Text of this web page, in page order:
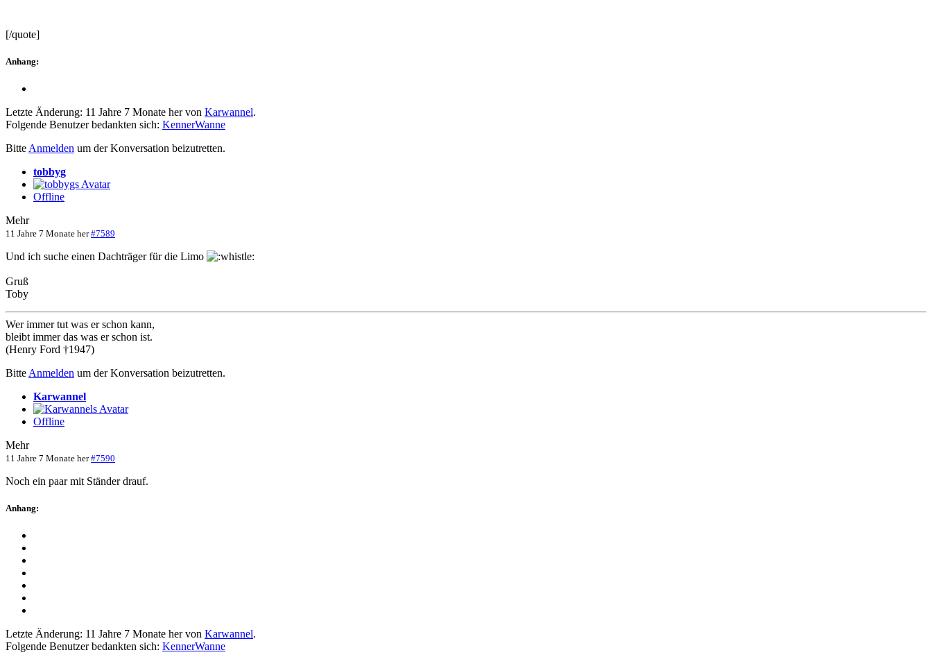
[/quote]
Anhang:
Letzte Änderung: 11 Jahre 7 Monate her von Karwannel.
Folgende Benutzer bedankten sich: KennerWanne
Bitte Anmelden um der Konversation beizutretten.
tobbyg
Offline
Mehr
11 Jahre 7 Monate her #7589
Und ich suche einen Dachträger für die Limo
Gruß
Toby
Wer immer tut was er schon kann,
bleibt immer das was er schon ist.
(Henry Ford †1947)
Bitte Anmelden um der Konversation beizutretten.
Karwannel
Offline
Mehr
11 Jahre 7 Monate her #7590
Noch ein paar mit Ständer drauf.
Anhang:
Letzte Änderung: 11 Jahre 7 Monate her von Karwannel.
Folgende Benutzer bedankten sich: KennerWanne